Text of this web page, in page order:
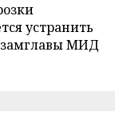
устранить
МИД